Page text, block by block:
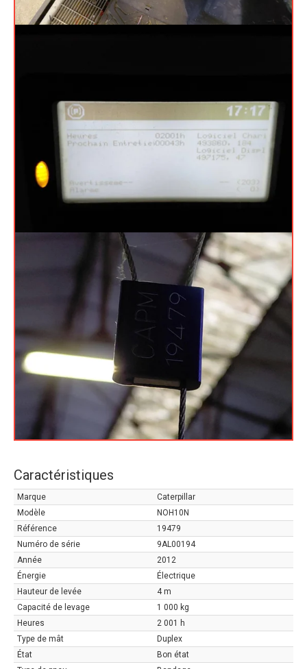
Caractéristiques
Marque
Caterpillar
Modèle
NOH10N
Référence
19479
Numéro de série
9AL00194
Année
2012
Énergie
Électrique
Hauteur de levée
4 m
Capacité de levage
1 000 kg
Heures
2 001 h
Type de mât
Duplex
État
Bon état